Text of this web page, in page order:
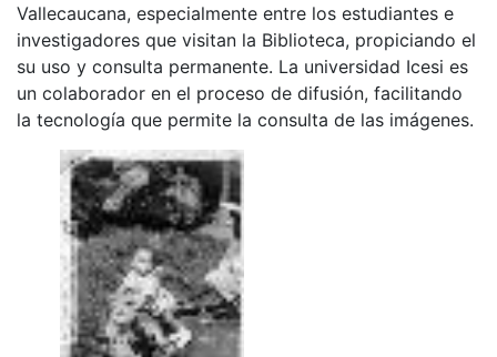
Vallecaucana, especialmente entre los estudiantes e
investigadores que visitan la Biblioteca, propiciando el
su uso y consulta permanente. La universidad Icesi es
un colaborador en el proceso de difusión, facilitando
la tecnología que permite la consulta de las imágenes.